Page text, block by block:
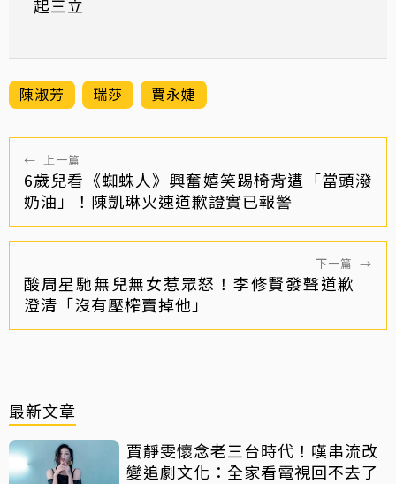
起三立
陳淑芳 瑞莎 賈永婕
← 上一篇
6歲兒看《蜘蛛人》興奮嬉笑踢椅背遭「當頭潑
奶油」！陳凱琳火速道歉證實已報警
下一篇 →
酸周星馳無兒無女惹眾怒！李修賢發聲道歉
澄清「沒有壓榨賣掉他」
最新文章
賈靜雯懷念老三台時代！嘆串流改
變追劇文化：全家看電視回不去了